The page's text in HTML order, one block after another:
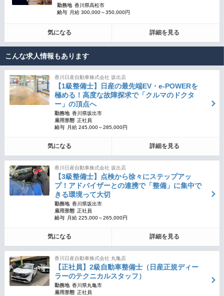
勤務地 香川県高松市
給与
月給 300,000～350,000円
気になる 詳細を見る
こんな求人情報もあります
香川日産自動車株式会社 坂出店
【1級整備士】日産の最先端EV・e-POWERを
極める！高度な故障探求で「クルマのドクタ
ー」の頂点へ
勤務地 香川県坂出市
雇用形態 正社員
給与
月給 245,000～285,000円
気になる 詳細を見る
香川日産自動車株式会社 坂出店
【3級整備士】点検から徐々にステップアッ
プ！アドバイザーとの連携で「整備」に集中で
きる環境って大切
勤務地 香川県坂出市
雇用形態 正社員
給与
月給 225,000～265,000円
気になる 詳細を見る
香川日産自動車株式会社 丸亀店
【正社員】2級自動車整備士（日産正規ディー
ラーのテクニカルスタッフ）
勤務地 香川県丸亀市
雇用形態 正社員